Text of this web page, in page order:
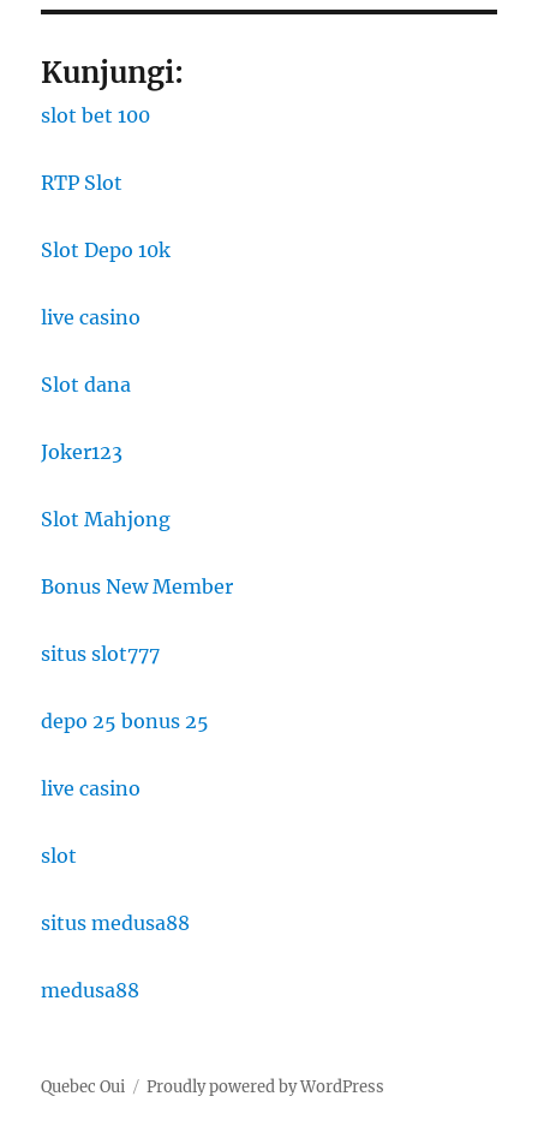
Kunjungi:
slot bet 100
RTP Slot
Slot Depo 10k
live casino
Slot dana
Joker123
Slot Mahjong
Bonus New Member
situs slot777
depo 25 bonus 25
live casino
slot
situs medusa88
medusa88
Quebec Oui Proudly powered by WordPress